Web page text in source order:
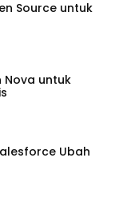
Source untuk
Nova untuk
Ubah